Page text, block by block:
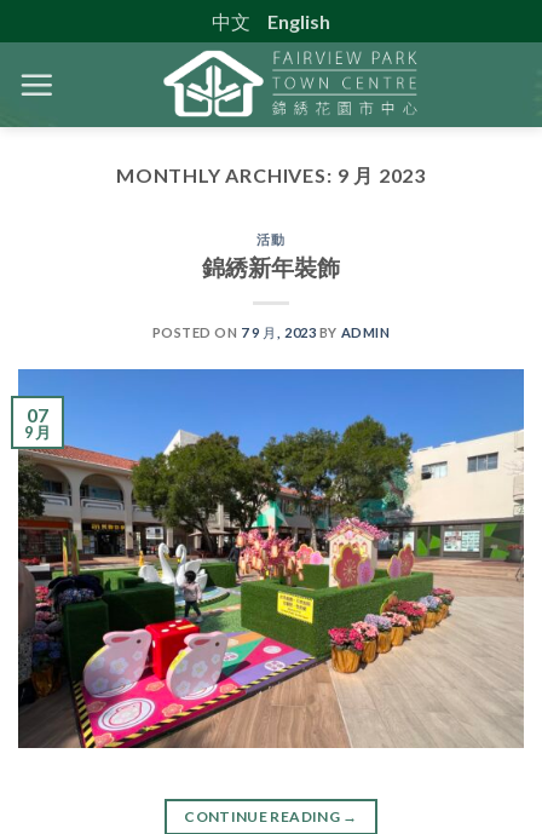
to
content
中文 English
MONTHLY ARCHIVES: 9 月 2023
活動
錦綉新年裝飾
POSTED ON 7 9 月, 2023 BY ADMIN
07
9 月
CONTINUE READING →